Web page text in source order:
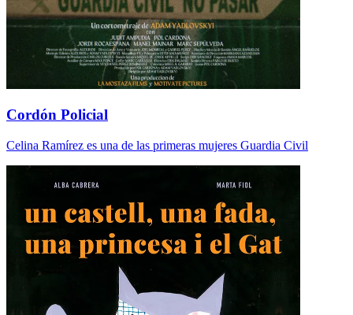
Cordón Policial
Celina Ramírez es una de las primeras mujeres Guardia Civil